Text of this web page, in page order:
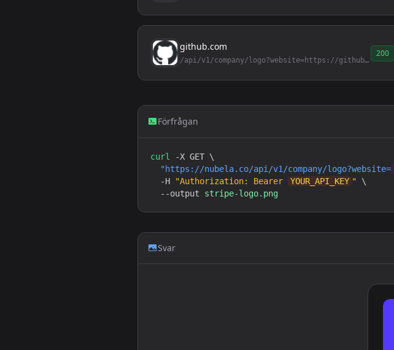
github.com
/api/v1/company/logo?website=https://github.com
200
Förfrågan
curl
-X GET \
"https://nubela.co/api/v1/company/logo?website=
  -H
"Authorization: Bearer YOUR_API_KEY " \
  --output
stripe-logo.png
Svar